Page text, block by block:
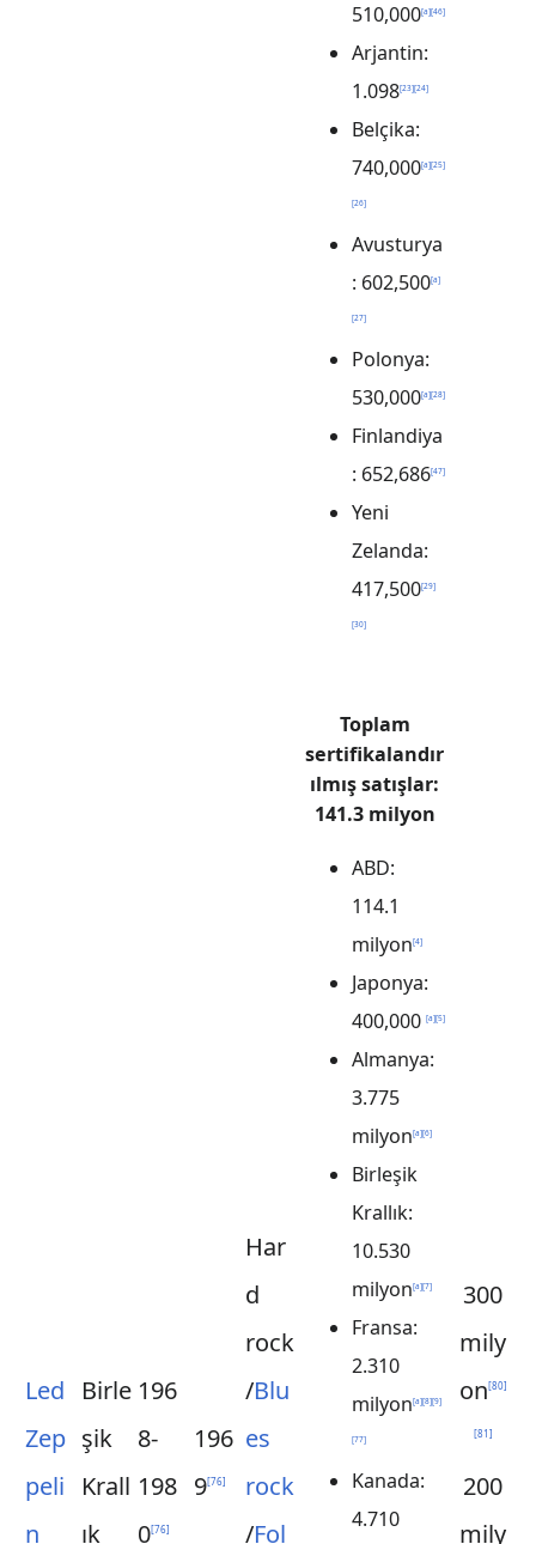
510,000[a][46]
Arjantin:
1.098[23][24]
Belçika:
740,000[a][25]
[26]
Avusturya
: 602,500[a]
[27]
Polonya:
530,000[a][28]
Finlandiya
: 652,686[47]
Yeni
Zelanda:
417,500[29]
[30]
Led
Zep
peli
n
Birle
şik
Krall
ık
196
8-
198
0[76]
196
9[76]
Har
d
rock
/Blu
es
rock
/Fol
Toplam
sertifikalandır
ılmış satışlar:
141.3 milyon
ABD:
114.1
milyon[4]
Japonya:
400,000 [a][5]
Almanya:
3.775
milyon[a][6]
Birleşik
Krallık:
10.530
milyon[a][7]
Fransa:
2.310
milyon[a][8][9]
[77]
Kanada:
4.710
300
mily
on[80]
[81]
200
mily